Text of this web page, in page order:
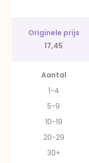
Originele prijs
17,45
Aantal
1-4
5-9
10-19
20-29
30+